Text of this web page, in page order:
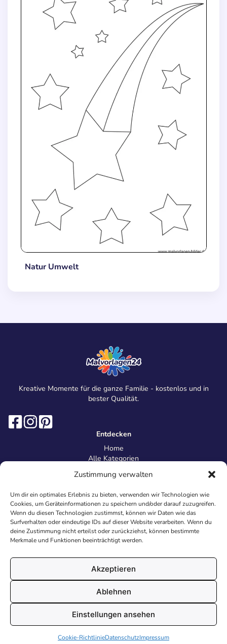
Zustimmung verwalten
Um dir ein optimales Erlebnis zu bieten, verwenden wir Technologien wie
Cookies, um Geräteinformationen zu speichern und/oder darauf zuzugreifen.
Wenn du diesen Technologien zustimmst, können wir Daten wie das
Surfverhalten oder eindeutige IDs auf dieser Website verarbeiten. Wenn du
deine Zustimmung nicht erteilst oder zurückziehst, können bestimmte
Merkmale und Funktionen beeinträchtigt werden.
Akzeptieren
Ablehnen
Einstellungen ansehen
Cookie-RichtlinieDatenschutzImpressum
Natur Umwelt
Kreative Momente für die ganze Familie - kostenlos und in
bester Qualität.
Entdecken
Home
Alle Kategorien
Information
Über uns
Kontakt
Inhaltsrichtlinien
Recht & Datenschutz
Impressum
AGB
Cookies
© 2026 Malvorlagen24.de - Alle Rechte vorbehalten. Made with
in Deutschland.